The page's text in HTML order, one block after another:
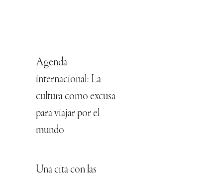
Agenda
internacional: La
cultura como excusa
para viajar por el
mundo
Una cita con las